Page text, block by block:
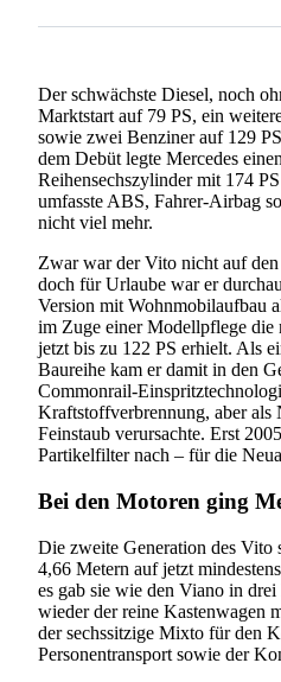
Der schwächste Diesel, noch
Marktstart auf 79 PS, ein
sowie zwei Benziner auf 129
dem Debüt legte Mercedes
Reihensechszylinder mit 174
umfasste ABS, Fahrer-Airbag
nicht viel mehr.
Zwar war der Vito nicht auf
doch für Urlaube war er
Version mit Wohnmobilaufbau
im Zuge einer Modellpflege die
jetzt bis zu 122 PS erhielt. Als
Baureihe kam er damit in den
Commonrail-
Kraftstoffverbrennung, aber als
Feinstaub verursachte. Erst
Partikelfilter nach – für die
Bei den Motoren ging
Die zweite Generation des Vito
4,66 Metern auf jetzt
es gab sie wie den Viano in
wieder der reine Kastenwagen
der sechssitzige Mixto für den
Personentransport sowie der